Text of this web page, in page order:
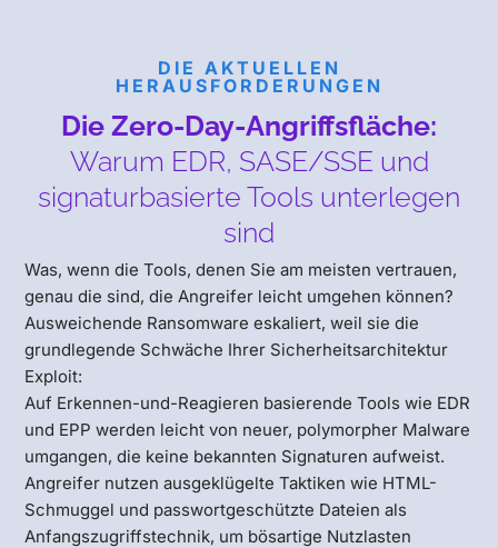
DIE AKTUELLEN
HERAUSFORDERUNGEN
Die Zero-Day-Angriffsfläche:
Warum EDR, SASE/SSE und
signaturbasierte Tools unterlegen
sind
Was, wenn die Tools, denen Sie am meisten vertrauen,
genau die sind, die Angreifer leicht umgehen können?
Ausweichende Ransomware eskaliert, weil sie die
grundlegende Schwäche Ihrer Sicherheitsarchitektur
Exploit:
Auf Erkennen-und-Reagieren basierende Tools wie EDR
und EPP werden leicht von neuer, polymorpher Malware
umgangen, die keine bekannten Signaturen aufweist.
Angreifer nutzen ausgeklügelte Taktiken wie HTML-
Schmuggel und passwortgeschützte Dateien als
Anfangszugriffstechnik, um bösartige Nutzlasten